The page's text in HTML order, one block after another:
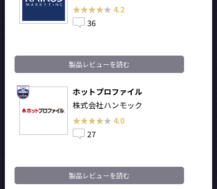
★★★★★
★★★★★ 4.2
36
製品レビューを読む
ホットプロファイル
株式会社ハンモック
★★★★★
★★★★★ 4.0
27
製品レビューを読む